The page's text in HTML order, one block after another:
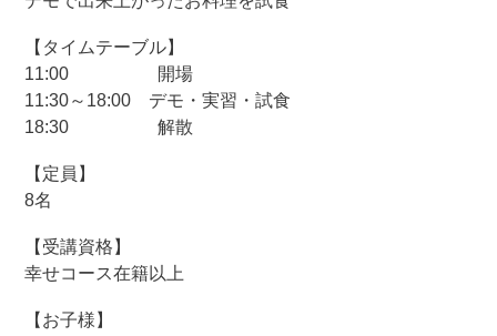
【タイムテーブル】
11:00 開場
11:30～18:00 デモ・実習・試食
18:30 解散
【定員】
8名
【受講資格】
幸せコース在籍以上
【お子様】